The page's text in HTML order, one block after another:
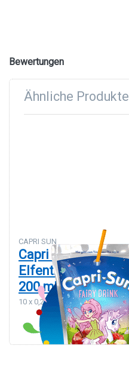
Bewertungen
Ähnliche Produkte
CAPRI SUN
Capri Sonne
Elfentrank 10 x
200 ml
10 x 0,2 L